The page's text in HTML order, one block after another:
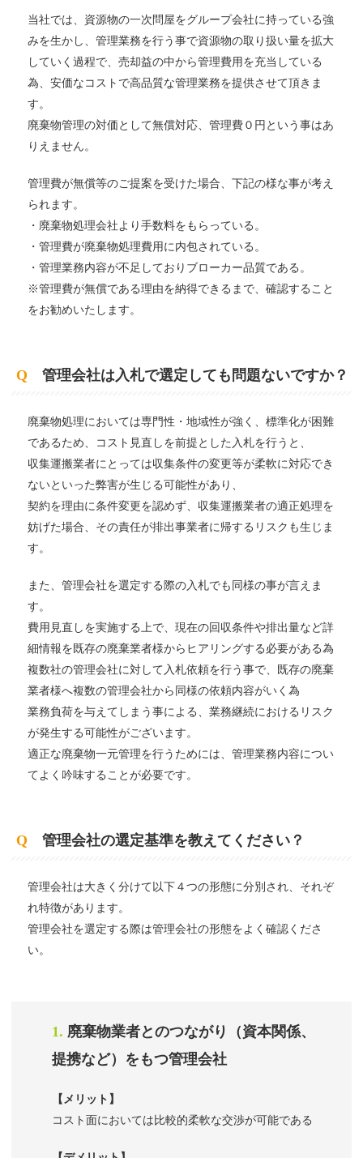
当社では、資源物の一次問屋をグループ会社に持っている強
みを生かし、管理業務を行う事で資源物の取り扱い量を拡大
していく過程で、売却益の中から管理費用を充当している
為、安価なコストで高品質な管理業務を提供させて頂きま
す。
廃棄物管理の対価として無償対応、管理費０円という事はあ
りえません。
管理費が無償等のご提案を受けた場合、下記の様な事が考え
られます。
・廃棄物処理会社より手数料をもらっている。
・管理費が廃棄物処理費用に内包されている。
・管理業務内容が不足しておりブローカー品質である。
※管理費が無償である理由を納得できるまで、確認すること
をお勧めいたします。
Q 管理会社は入札で選定しても問題ないですか？
廃棄物処理においては専門性・地域性が強く、標準化が困難
であるため、コスト見直しを前提とした入札を行うと、
収集運搬業者にとっては収集条件の変更等が柔軟に対応でき
ないといった弊害が生じる可能性があり、
契約を理由に条件変更を認めず、収集運搬業者の適正処理を
妨げた場合、その責任が排出事業者に帰するリスクも生じま
す。
また、管理会社を選定する際の入札でも同様の事が言えま
す。
費用見直しを実施する上で、現在の回収条件や排出量など詳
細情報を既存の廃棄業者様からヒアリングする必要がある為
複数社の管理会社に対して入札依頼を行う事で、既存の廃棄
業者様へ複数の管理会社から同様の依頼内容がいく為
業務負荷を与えてしまう事による、業務継続におけるリスク
が発生する可能性がございます。
適正な廃棄物一元管理を行うためには、管理業務内容につい
てよく吟味することが必要です。
Q 管理会社の選定基準を教えてください？
管理会社は大きく分けて以下４つの形態に分別され、それぞ
れ特徴があります。
管理会社を選定する際は管理会社の形態をよく確認くださ
い。
1. 廃棄物業者とのつながり（資本関係、
提携など）をもつ管理会社
【メリット】
コスト面においては比較的柔軟な交渉が可能である